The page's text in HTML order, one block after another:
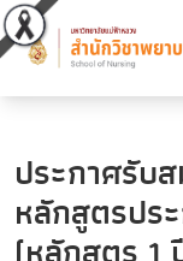
ประกาศรับ
หลักสูตรปร